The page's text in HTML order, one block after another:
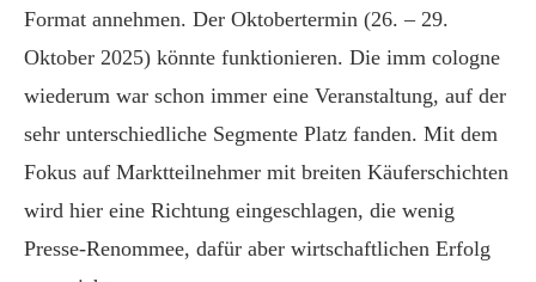
Format annehmen. Der Oktobertermin (26. – 29.
Oktober 2025) könnte funktionieren. Die imm cologne
wiederum war schon immer eine Veranstaltung, auf der
sehr unterschiedliche Segmente Platz fanden. Mit dem
Fokus auf Marktteilnehmer mit breiten Käuferschichten
wird hier eine Richtung eingeschlagen, die wenig
Presse-Renommee, dafür aber wirtschaftlichen Erfolg